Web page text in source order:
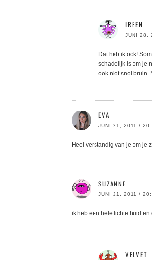
IREEN
JUNI 28,
Dat heb ik ook!
schadelijk is om je
ook niet snel bruin.
EVA
JUNI 21, 2011 /
Heel verstandig van je om je
SUZANNE
JUNI 21, 2011 /
ik heb een hele lichte huid
VELVET